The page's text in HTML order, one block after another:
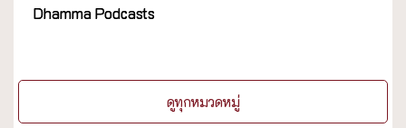
Dhamma Podcasts
ดูทุกหมวดหมู่